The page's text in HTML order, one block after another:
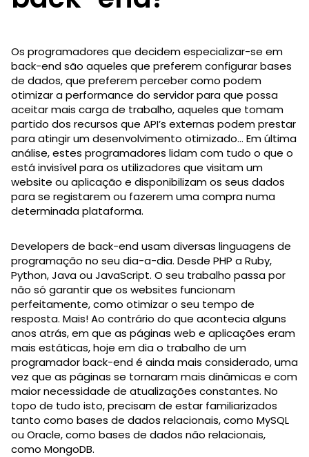
Os programadores que decidem especializar-se em
back-end são aqueles que preferem configurar bases
de dados, que preferem perceber como podem
otimizar a performance do servidor para que possa
aceitar mais carga de trabalho, aqueles que tomam
partido dos recursos que API’s externas podem prestar
para atingir um desenvolvimento otimizado… Em última
análise, estes programadores lidam com tudo o que o
está invisível para os utilizadores que visitam um
website ou aplicação e disponibilizam os seus dados
para se registarem ou fazerem uma compra numa
determinada plataforma.
Developers de back-end usam diversas linguagens de
programação no seu dia-a-dia. Desde PHP a Ruby,
Python, Java ou JavaScript. O seu trabalho passa por
não só garantir que os websites funcionam
perfeitamente, como otimizar o seu tempo de
resposta. Mais! Ao contrário do que acontecia alguns
anos atrás, em que as páginas web e aplicações eram
mais estáticas, hoje em dia o trabalho de um
programador back-end é ainda mais considerado, uma
vez que as páginas se tornaram mais dinâmicas e com
maior necessidade de atualizações constantes. No
topo de tudo isto, precisam de estar familiarizados
tanto como bases de dados relacionais, como MySQL
ou Oracle, como bases de dados não relacionais,
como MongoDB.